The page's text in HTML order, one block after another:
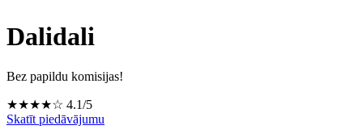
Dalidali
Bez papildu komisijas!
★★★★☆ 4.1/5
Skatīt piedāvājumu